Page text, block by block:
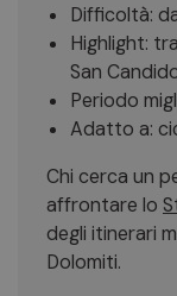
Difficoltà:
Highlight:
San
Periodo
Adatto a:
Chi cerca un
affrontare lo
degli itinerari
Dolomiti.